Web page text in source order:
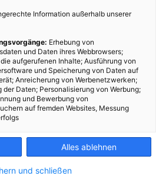
Information außerhalb unserer
Erhebung von
und Daten ihres Webbrowsers;
aufgerufenen Inhalte; Ausführung von
und Speicherung von Daten auf
Anreicherung von Werbenetzwerken;
der Daten; Personalisierung von Werbung;
und Bewerbung von
auf fremden Websites, Messung
Alles ablehnen
und schließen